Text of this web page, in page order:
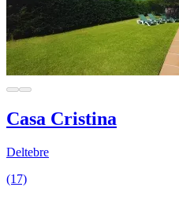
Casa Cristina
Deltebre
(17)